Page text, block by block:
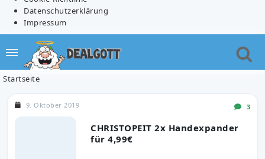
Datenschutzerklärung
Impressum
Startseite
CHRISTOPEIT 2x Handexpander
für 4,99€
9. Oktober 2019 3